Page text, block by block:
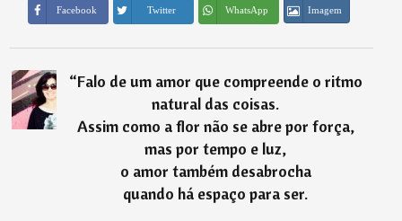
Facebook Twitter WhatsApp Imagem
“Falo de um amor que compreende o ritmo
natural das coisas.
Assim como a flor não se abre por força,
mas por tempo e luz,
o amor também desabrocha
quando há espaço para ser.